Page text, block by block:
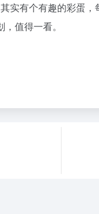
实有个有趣的彩蛋
值得一看。